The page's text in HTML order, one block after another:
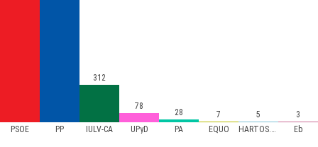
PSOE PP IULV-CA UPyD PA EQUO HARTOS.ORG Eb
312
78
28 7 5 3